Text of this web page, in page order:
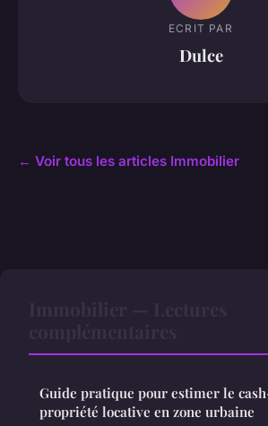
ECRIT PAR
Dulce
← Voir tous les articles Immobilier
Guide pratique pour estimer le
propriété locative en zone urbaine